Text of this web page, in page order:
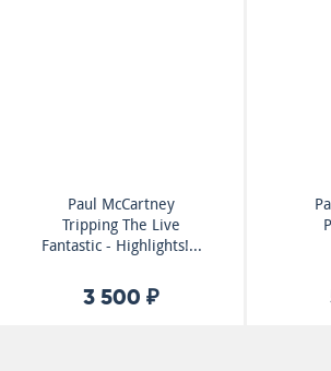
Paul McCartney
Tripping The Live
Fantastic - Highlights!...
3 500 ₽